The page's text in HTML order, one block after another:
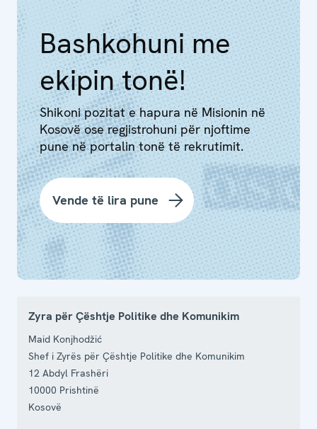
Bashkohuni me
ekipin tonë!
Shikoni pozitat e hapura në Misionin në
Kosovë ose regjistrohuni për njoftime
pune në portalin tonë të rekrutimit.
Vende të lira pune
Zyra për Çështje Politike dhe Komunikim
Maid Konjhodžić
Shef i Zyrës për Çështje Politike dhe Komunikim
12 Abdyl Frashëri
10000 Prishtinë
Kosovë